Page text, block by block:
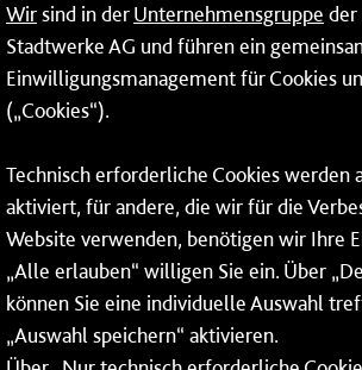
24-Stunden-Telefon*
06131 – 12 77 77
Fax: 06131 – 12 66 66
* Montags bis freitags bis 7 und ab 18
Wochenenden und Feiertagen
Anrufe je nach Themenauswahl an ein
RMV oder von nextbike weitergeleitet.
ausschließlich Auskünfte zum Fahrplan
meinRad.
Wirsind in derUnternehmensgruppe der
Stadtwerke AG und führen ein
Einwilligungsmanagement für Cookies
(„Cookies“).
Technisch erforderliche Cookies werden
aktiviert, für andere, die wir für die
Website verwenden, benötigen wir Ihre
„Alle erlauben“ willigen Sie ein. Über
können Sie eine individuelle Auswahl
„Auswahl speichern“ aktivieren.